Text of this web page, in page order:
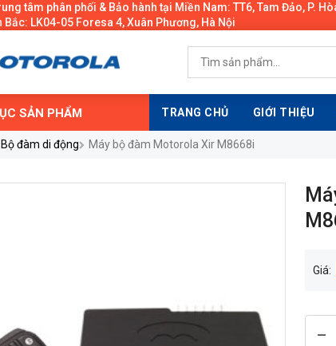
tâm phân phối & Bảo hành tại Miền Nam: TT6, Tam Đảo, P.
Bắc: LK04-05 Foresa 4, Xuân Phương, Hà Nội
SẢN PHẨM TRANG CHỦ GIỚI THIỆU
Bộ đàm di động Máy bộ đàm Motorola Xir M8668i
Giá:
–